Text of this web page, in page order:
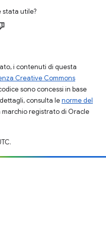
stata utile?
i contenuti di questa
Creative Commons
sono concessi in base
consulta lenorme del
marchio registrato di Oracle